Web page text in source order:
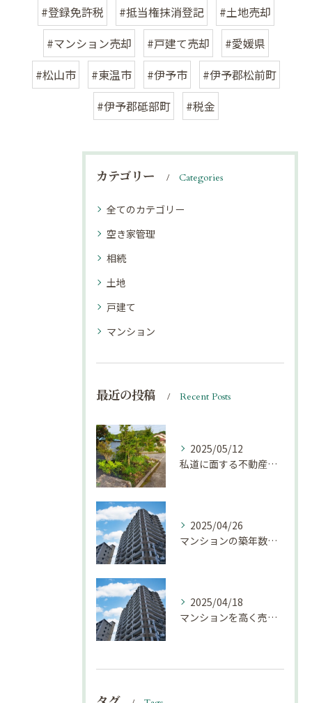
#登録免許税
#抵当権抹消登記
#土地売却
#マンション売却
#戸建て売却
#愛媛県
#松山市
#東温市 #伊予市
#伊予郡松前町
#伊予郡砥部町
#税金
カテゴリー Categories
全てのカテゴリー
空き家管理
相続
土地
戸建て
マンション
最近の投稿 Recent Posts
2025/05/12
私道に面する不動産は売却しにくい？｜不動産売却豆知識（第69回）
2025/04/26
マンションの築年数による資産価値の変化とは｜不動産売却豆知識（第68回）
2025/04/18
マンションを高く売却するための注意点！